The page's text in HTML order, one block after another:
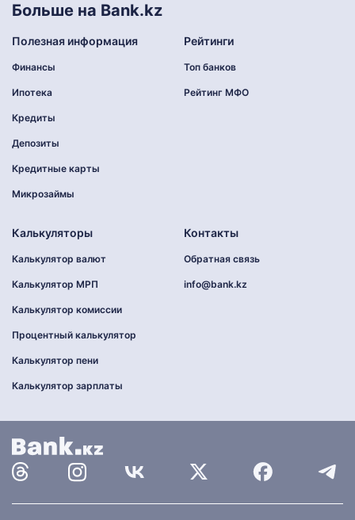
Больше на Bank.kz
Полезная информация
Финансы
Ипотека
Кредиты
Депозиты
Кредитные карты
Микрозаймы
Рейтинги
Топ банков
Рейтинг МФО
Калькуляторы
Калькулятор валют
Калькулятор МРП
Калькулятор комиссии
Процентный калькулятор
Калькулятор пени
Калькулятор зарплаты
Контакты
Обратная связь
info@bank.kz